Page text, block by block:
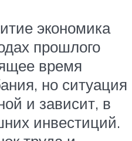
экономика
прошлого
время
но ситуация
и зависит, в
инвестиций.